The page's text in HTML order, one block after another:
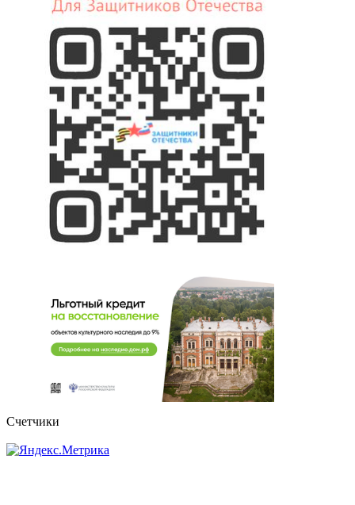
Счетчики